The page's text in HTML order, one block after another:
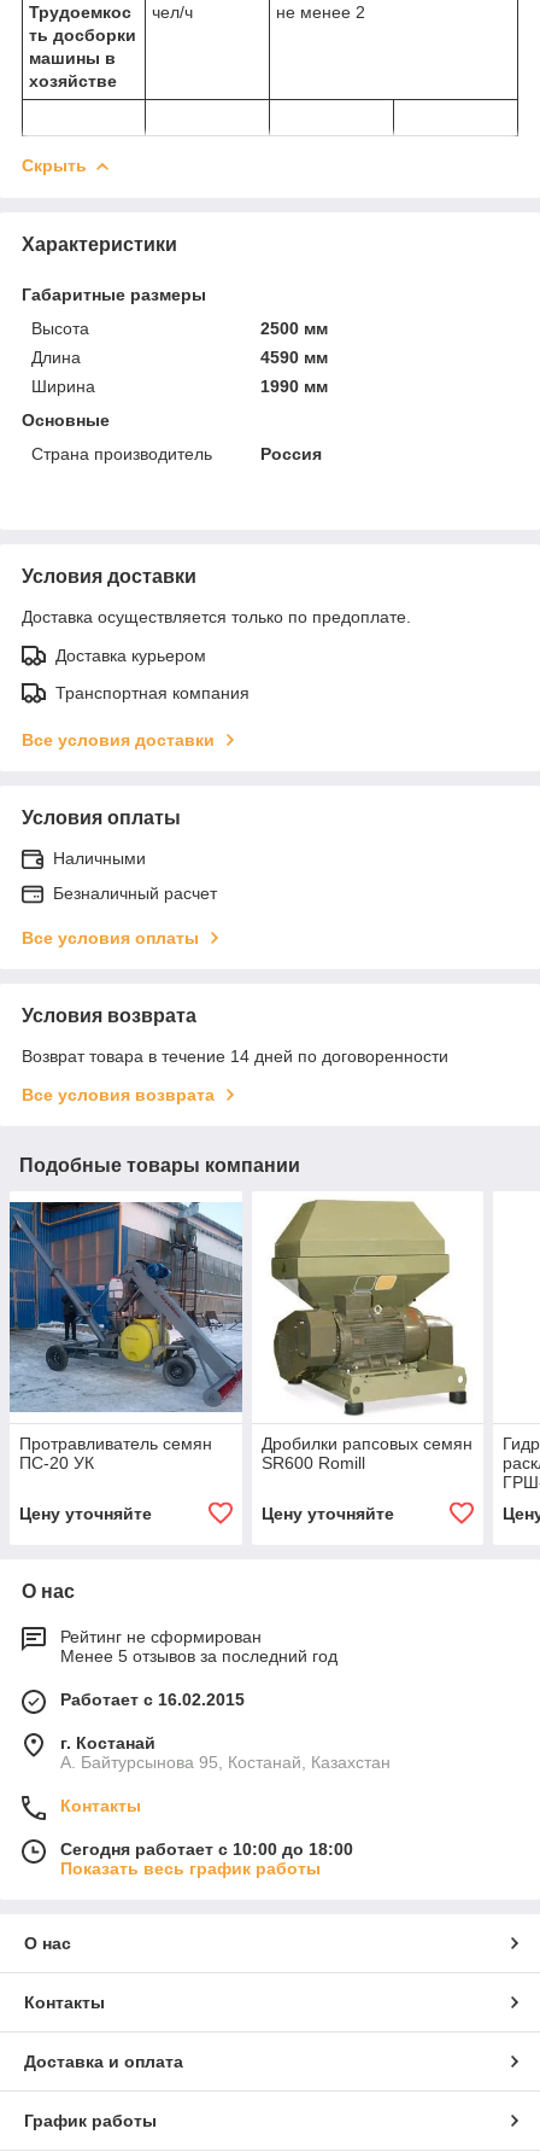
Трудоемкос
ть досборки
машины в
хозяйстве
чел/ч не менее 2
Скрыть
Характеристики
Габаритные размеры
Высота
2500 мм
Длина
4590 мм
Ширина
1990 мм
Основные
Страна производитель
Россия
Условия доставки
Доставка осуществляется только по предоплате.
Доставка курьером
Транспортная компания
Все условия доставки
Условия оплаты
Наличными
Безналичный расчет
Все условия оплаты
Условия возврата
Возврат товара в течение 14 дней по договоренности
Все условия возврата
Подобные товары компании
Протравливатель семян
ПС-20 УК
Цену уточняйте
Дробилки рапсовых семян
SR600 Romill
Цену уточняйте
О нас
Рейтинг не сформирован
Менее 5 отзывов за последний год
Работает с 16.02.2015
г. Костанай
А. Байтурсынова 95, Костанай, Казахстан
Контакты
Сегодня работает с 10:00 до 18:00
Показать весь график работы
О нас
Контакты
Доставка и оплата
График работы